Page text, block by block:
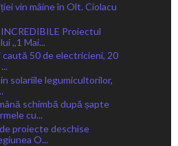
vin mâine în Olt. Ciolacu
Proiectul
,,1 Mai...
caută 50 de electricieni, 20
solariile legumicultorilor,
schimbă după șapte
cu...
proiecte deschise
O...